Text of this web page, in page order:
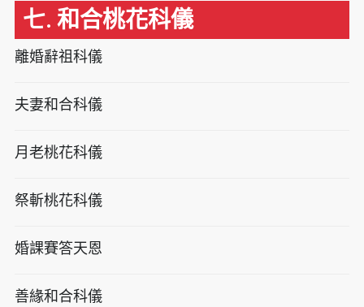
七. 和合桃花科儀
離婚辭祖科儀
夫妻和合科儀
月老桃花科儀
祭斬桃花科儀
婚課賽答天恩
善緣和合科儀